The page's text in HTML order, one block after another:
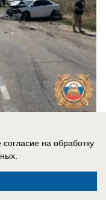
РО
на обработку